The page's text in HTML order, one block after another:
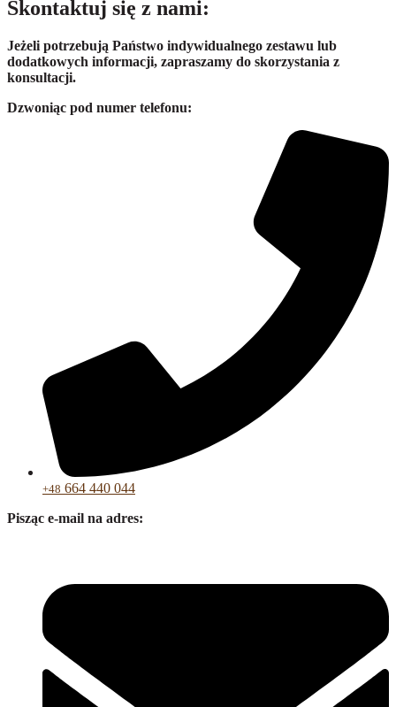
Skontaktuj się z nami:
Jeżeli potrzebują Państwo indywidualnego zestawu lub
dodatkowych informacji, zapraszamy do skorzystania z
konsultacji.
Dzwoniąc pod numer telefonu:
+48 664 440 044
Pisząc e-mail na adres: